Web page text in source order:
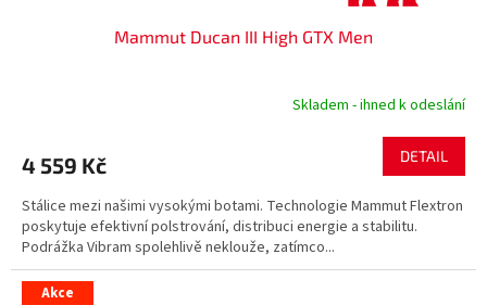
Mammut Ducan III High GTX Men
Skladem - ihned k odeslání
4 559 Kč DETAIL
Stálice mezi našimi vysokými botami. Technologie Mammut Flextron
poskytuje efektivní polstrování, distribuci energie a stabilitu.
Podrážka Vibram spolehlivě neklouže, zatímco...
Akce